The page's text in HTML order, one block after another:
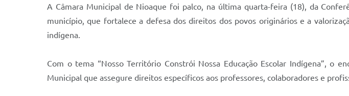
A Câmara Municipal de Nioaque foi palco, na última quarta-feira (18), da
município, que fortalece a defesa dos direitos dos povos originários e a
indígena.
Com o tema “Nosso Território Constrói Nossa Educação Escolar Indígena”,
Municipal que assegure direitos específicos aos professores, colaboradores e